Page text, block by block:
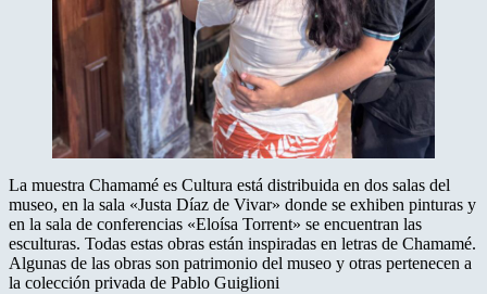
La muestra Chamamé es Cultura está distribuida en dos salas del
museo, en la sala «Justa Díaz de Vivar» donde se exhiben pinturas y
en la sala de conferencias «Eloísa Torrent» se encuentran las
esculturas. Todas estas obras están inspiradas en letras de Chamamé.
Algunas de las obras son patrimonio del museo y otras pertenecen a
la colección privada de Pablo Guiglioni